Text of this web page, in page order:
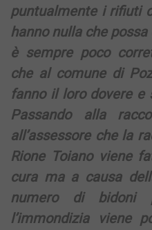
puntualmente i rifiuti
hanno nulla che
è sempre poco
che al comune di
fanno il loro dovere e
Passando alla
all’assessore che la
Rione Toiano viene
cura ma a causa
numero di bidoni
l’immondizia viene